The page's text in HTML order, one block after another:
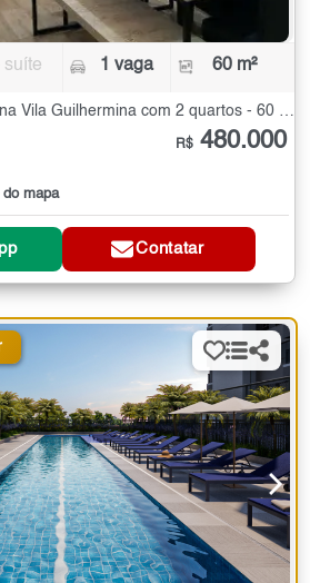
suíte 1 vaga 60 m²
Apartamento à Venda na Vila Guilhermina com 2 quartos - 60 m²
do mapa
R$ 480.000
Contatar